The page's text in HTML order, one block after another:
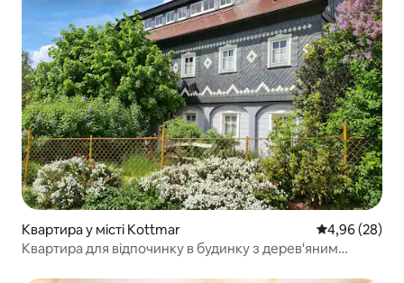
Квартира у місті Kottmar Середня
4,96 (28)
Квартира для відпочинку в будинку з дерев'яним